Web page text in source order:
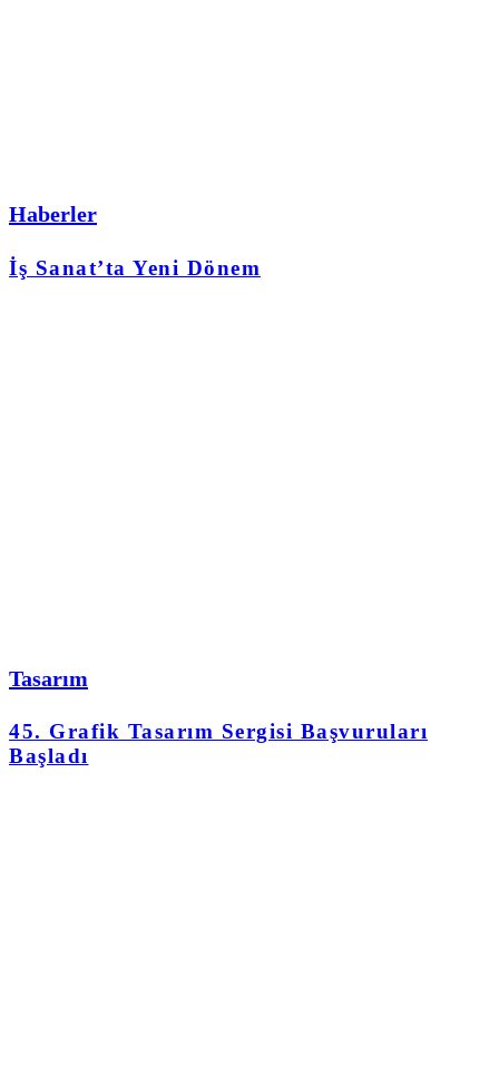
Haberler
İş Sanat’ta Yeni Dönem
Tasarım
45. Grafik Tasarım Sergisi Başvuruları
Başladı